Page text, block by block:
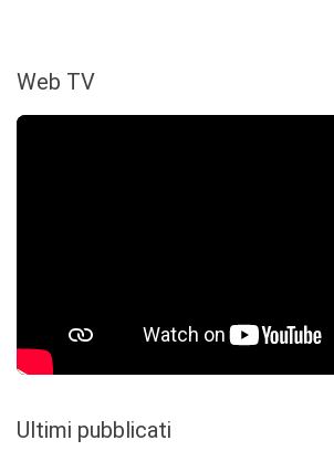
Web TV
Ultimi pubblicati